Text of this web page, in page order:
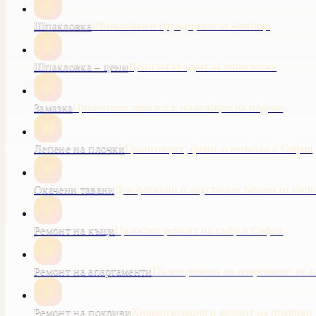
ШпакловкаШпакловка и грундиране за жилища
Шпакловка – цениЦени на квадрат за шпакловка
ЗамазкаЦиментови замазки и нивелация на подове
Лепене на плочкиГранитогрес, фаянс и мозайка в София
Окачени таваниДекоративни и акустични тавани от
Ремонт на къщиЦялостен ремонт на къща в София
Ремонт на апартаментиПълен ремонт на апартамент от
Ремонт на покривиХидроизолация и ремонт на покриви